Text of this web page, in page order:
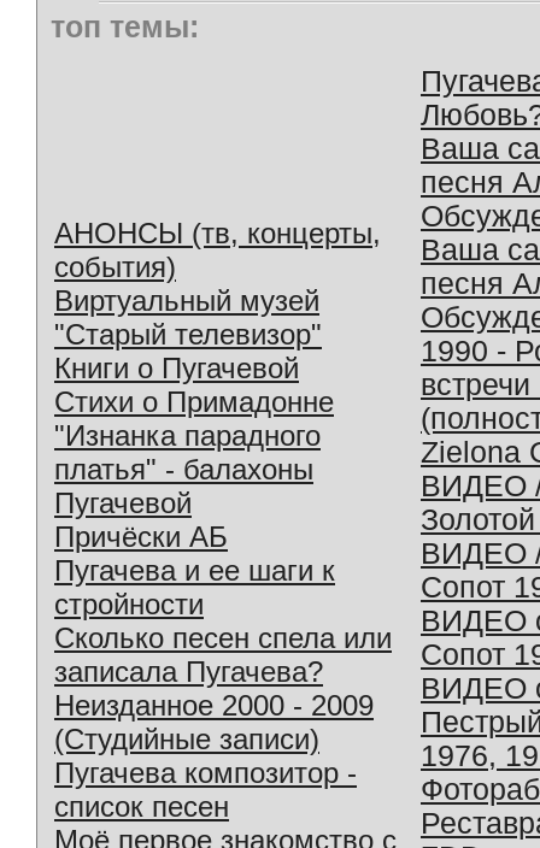
топ темы:
АНОНСЫ (тв, концерты,
события)
Виртуальный музей
"Старый телевизор"
Книги о Пугачевой
Стихи о Примадонне
"Изнанка парадного
платья" - балахоны
Пугачевой
Причёски АБ
Пугачева и ее шаги к
стройности
Сколько песен спела или
записала Пугачева?
Неизданное 2000 - 2009
(Студийные записи)
Пугачева композитор -
список песен
Моё первое знакомство с
Ваша
песня
Ваша
песня
1990 -
Zielona
ВИДЕО
ВИДЕО
Сопот
ВИДЕО
Сопот
ВИДЕО
1976,